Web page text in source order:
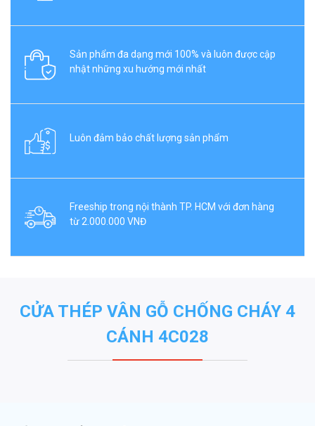
Sản phẩm đa dạng mới 100% và luôn được cập
nhật những xu hướng mới nhất
Luôn đảm bảo chất lượng sản phẩm
Freeship trong nội thành TP. HCM với đơn hàng
từ 2.000.000 VNĐ
CỬA THÉP VÂN GỖ CHỐNG CHÁY 4
CÁNH 4C028